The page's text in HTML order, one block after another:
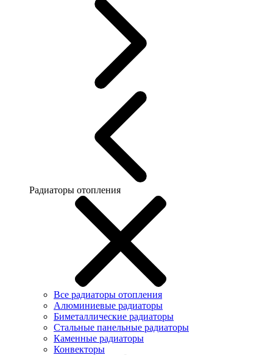
Радиаторы отопления
Все радиаторы отопления
Алюминиевые радиаторы
Биметаллические радиаторы
Стальные панельные радиаторы
Каменные радиаторы
Конвекторы